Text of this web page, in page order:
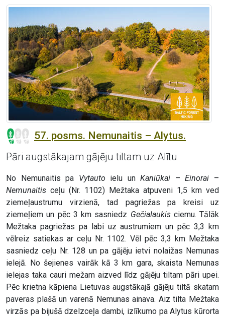
57. posms. Nemunaitis – Alytus.
Pāri augstākajam gājēju tiltam uz Alītu
No Nemunaitis pa Vytauto ielu unKaniūkai –Einorai –
Nemunaitis ceļu (Nr. 1102) Mežtaka atpuveni 1,5 km ved
ziemeļaustrumu virzienā, tad pagriežas pa kreisi uz
ziemeļiem un pēc 3 km sasniedz Gečialaukisciemu. Tālāk
Mežtaka pagriežas pa labi uz austrumiem un pēc 3,3 km
vēlreiz satiekas ar ceļu Nr. 1102. Vēl pēc 3,3 km Mežtaka
sasniedz ceļu Nr. 128 un pa gājēju ietvi nolaižas Nemunas
ielejā. No šejienes vairāk kā 3 km gara, skaista Nemunas
ielejas taka cauri mežam aizved līdz gājēju tiltam pāri upei.
Pēc krietna kāpiena Lietuvas augstākajā gājēju tiltā skatam
paveras plašā un varenā Nemunas ainava. Aiz tilta Mežtaka
virzās pa bijušā dzelzceļa dambi, izlīkumo pa Alytus kūrorta